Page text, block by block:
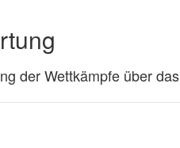
der Wettkämpfe über